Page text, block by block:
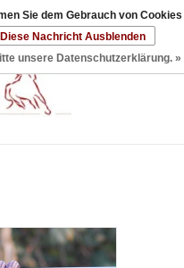
0 Artikel - €0,00
Sie dem Gebrauch von Cookies
Diese Nachricht Ausblenden
unsere Datenschutzerklärung. »